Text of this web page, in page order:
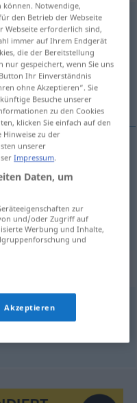
antippen)
Gewimmel
Notwendige,
den Betrieb der Webseite
Webseite erforderlich sind,
immer auf Ihrem Endgerät
die der Bereitstellung
nur gespeichert, wenn Sie uns
Ihr Einverständnis
ohne Akzeptieren“. Sie
Besuche unserer
zu den Cookies
klicken Sie einfach auf den
Hinweise zu der
unserer
Impressum.
Daten, um
zur
und/oder Zugriff auf
Werbung und Inhalte,
und
Akzeptieren